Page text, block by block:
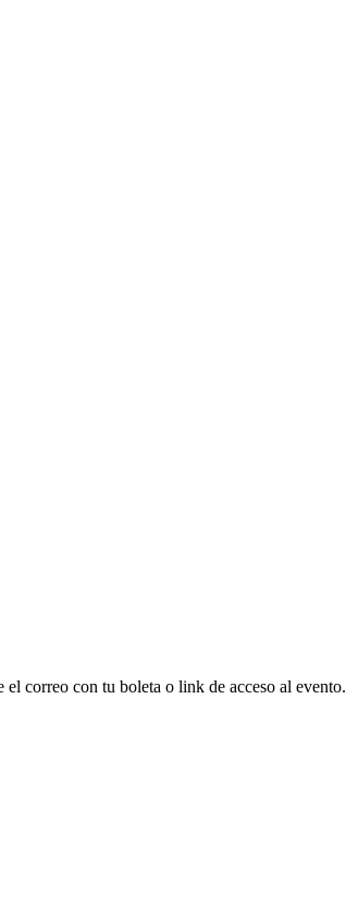
correo con tu boleta o link de acceso al evento.